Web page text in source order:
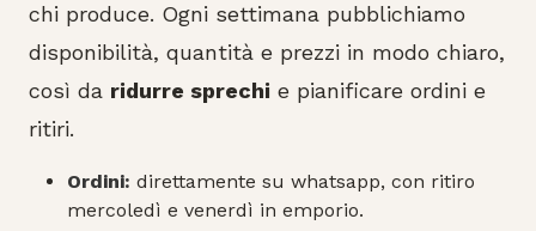
chi produce. Ogni settimana pubblichiamo
disponibilità, quantità e prezzi in modo chiaro,
così da ridurre sprechi e pianificare ordini e
ritiri.
Ordini: direttamente su whatsapp, con ritiro
mercoledì e venerdì in emporio.